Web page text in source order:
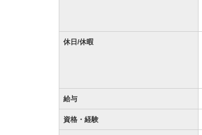
休日/休暇
給与
資格・経験